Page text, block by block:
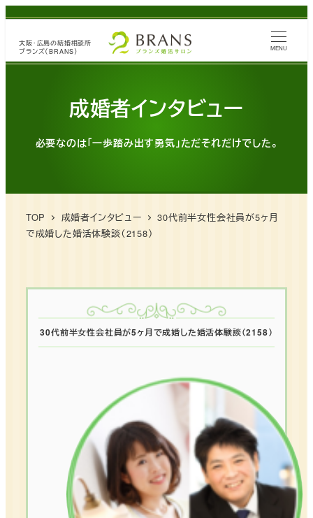
メ
移
大阪・広島の結婚相談所
ブランズ（BRANS）
MENU
成婚者インタビュー
必要なのは「一歩踏み出す勇気」ただそれだけでした。
TOP 成婚者インタビュー
30代前半女性会社員が5ヶ月
で成婚した婚活体験談（2158）
30代前半女性会社員が5ヶ月で成婚した婚活体験談（2158）